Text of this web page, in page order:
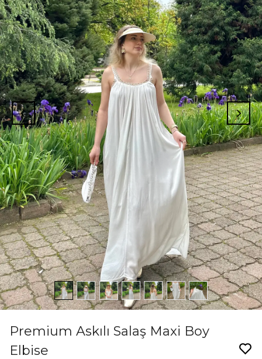
Premium Askılı Salaş Maxi Boy
Elbise